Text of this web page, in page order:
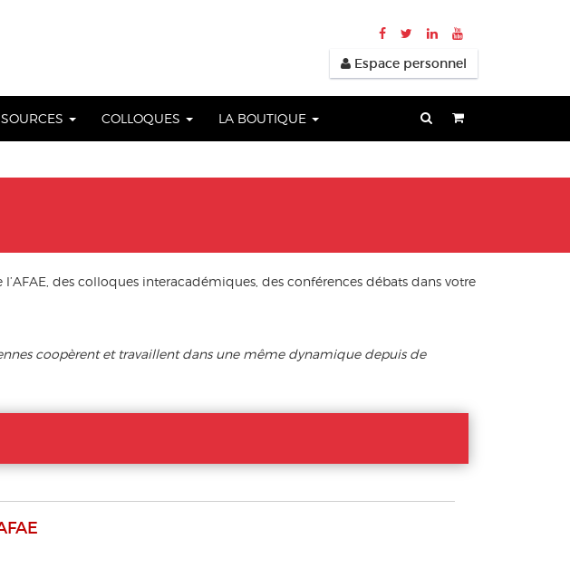
Espace personnel
COLLOQUES LA BOUTIQUE
des colloques interacadémiques, des conférences débats dans votre
coopèrent et travaillent dans une même dynamique depuis de